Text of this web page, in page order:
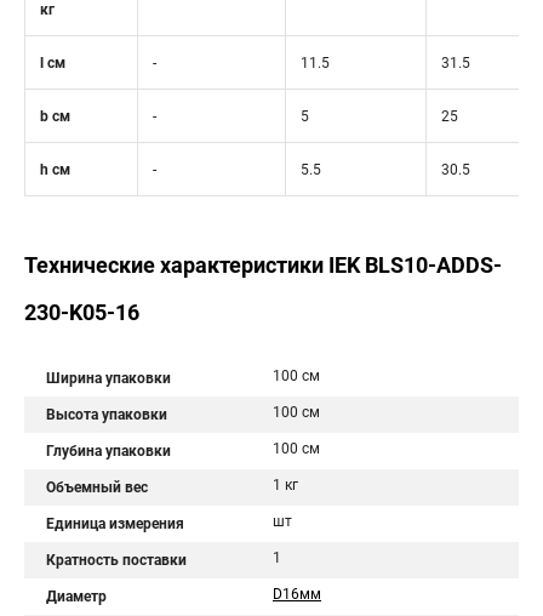
кг
l см - 11.5 31.5
b см - 5 25
h см - 5.5 30.5
Технические характеристики IEK BLS10-ADDS-
230-K05-16
Ширина упаковки 100 см
Высота упаковки 100 см
Глубина упаковки 100 см
Объемный вес 1 кг
Единица измерения шт
Кратность поставки 1
Диаметр D16мм